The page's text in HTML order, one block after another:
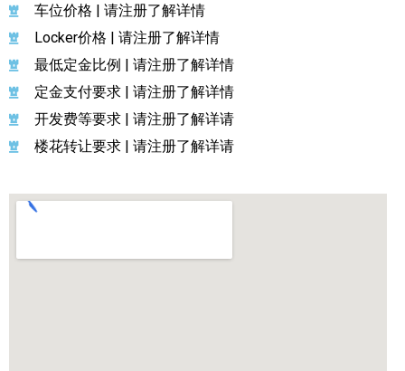
车位价格 | 请注册了解详情
Locker价格 | 请注册了解详情
最低定金比例 | 请注册了解详情
定金支付要求 | 请注册了解详情
开发费等要求 | 请注册了解详请
楼花转让要求 | 请注册了解详请